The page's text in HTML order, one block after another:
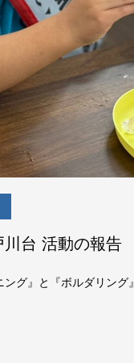
台 活動の報告
グ』と『ボルダリング